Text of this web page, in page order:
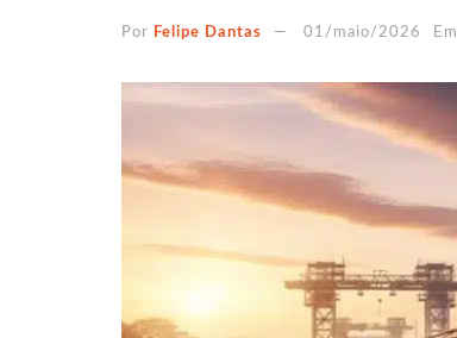
Por Felipe Dantas 01/maio/2026 Em